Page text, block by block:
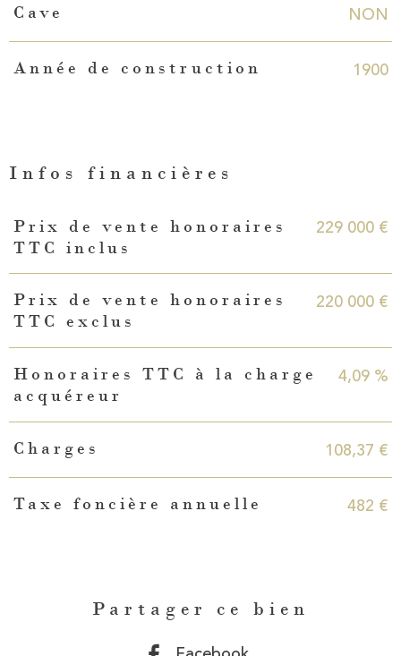
Cave NON
Année de construction 1900
Infos financières
Caractéristiques Valeurs
Prix de vente honoraires
TTC inclus
229 000 €
Prix de vente honoraires
TTC exclus
220 000 €
Honoraires TTC à la charge
acquéreur
4,09 %
Charges 108,37 €
Taxe foncière annuelle 482 €
Partager ce bien